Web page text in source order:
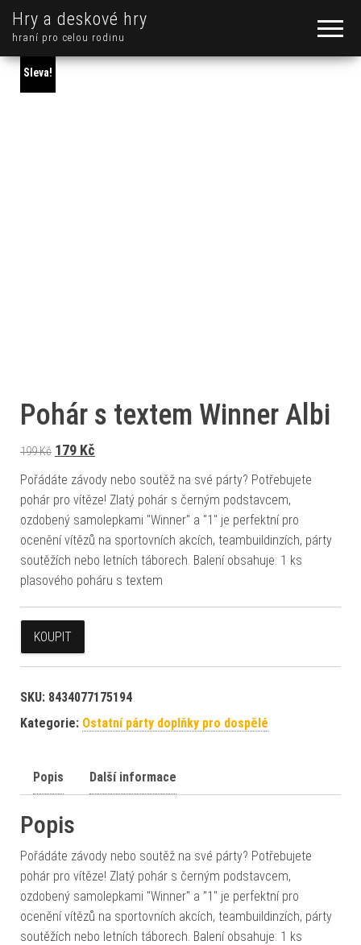
Hry a deskové hry
hraní pro celou rodinu
Sleva!
Pohár s textem Winner Albi
199Kč Původní cena byla: 199 Kč.
179 Kč
Pořádáte závody nebo soutěž na své párty? Potřebujete
pohár pro vítěze! Zlatý pohár s černým podstavcem,
ozdobený samolepkami "Winner" a "1" je perfektní pro
ocenění vítězů na sportovních akcích, teambuildinzích, párty
soutěžích nebo letních táborech. Balení obsahuje: 1 ks
plasového poháru s textem
KOUPIT
SKU: 8434077175194
Kategorie: Ostatní párty doplňky pro dospělé
Popis Další informace
Popis
Pořádáte závody nebo soutěž na své párty? Potřebujete
pohár pro vítěze! Zlatý pohár s černým podstavcem,
ozdobený samolepkami "Winner" a "1" je perfektní pro
ocenění vítězů na sportovních akcích, teambuildinzích, párty
soutěžích nebo letních táborech. Balení obsahuje: 1 ks